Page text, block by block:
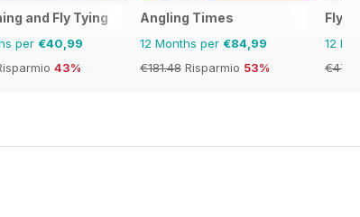
and Fly Tying
per €40,99
43%
Angling Times
12 Months per €84,99
€181.48 Risparmio 53%
12